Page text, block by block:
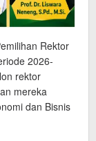
Rektor
2026-
rektor
mereka
dan Bisnis